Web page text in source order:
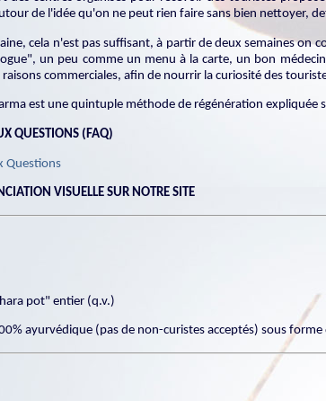
de l'idée qu'on ne peut rien faire sans bien nettoyer,
cela n'est pas suffisant, à partir de deux semaines on
un peu comme un menu à la carte, un bon
commerciales, afin de nourrir la curiosité des
est une quintuple méthode de régénération expliquée
QUESTIONS (FAQ)
Questions
VISUELLE SUR NOTRE SITE
pot" entier (q.v.)
ayurvédique (pas de non-curistes acceptés) sous